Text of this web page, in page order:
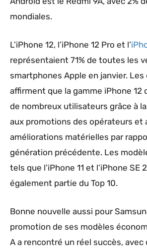
mondiales.
L’iPhone 12, l’iPhone 12 Pro et l’
représentaient 71% de toutes les
smartphones Apple en janvier. Les
affirment que la gamme iPhone 12
de nombreux utilisateurs grâce à
aux promotions des opérateurs et
améliorations matérielles par
génération précédente. Les
tels que l’iPhone 11 et l’iPhone SE
également partie du Top 10.
Bonne nouvelle aussi pour
promotion de ses modèles
A a rencontré un réel succès, avec